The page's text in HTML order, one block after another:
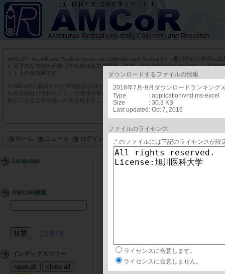
AMCoR ：Asahikawa Medical University Collection and Research （旭川医科大学学術
た電子的な知的生産物（学術雑誌論文の原稿・教材・学術資料など）を保存し、原則
ット上の保管庫です。
※AMCoRに収録された学術論文のほとんどは、商業出版社や学会出版社の学術雑誌に
わる出版社の方針により、出版社の条件に添った版を収録しています。そのため実際
校正による文言の違いがあり得ますことをあらかじめご了承ください。
ホーム ニュース ログイン
Language
AMCoR検索
詳細検索
インデックスツリー
open all close all
タイトル 2016年7月-
ダウンロードするファイルの情報
2016年7月-9月ダウンロードランキング
Type
: application/vnd.ms-excel
Size
: 30.3 KB
Last updated: Oct 7, 2016
ファイルのライセンス
このファイルには下記のライセンスが設
ライセンスに合意します。
ライセンスに合意しません。